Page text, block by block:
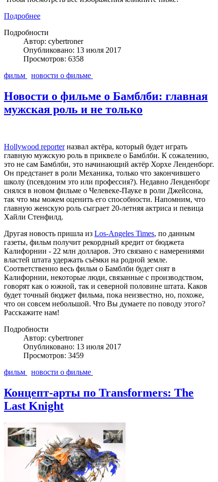
Подробнее
Подробности
Автор: cybertroner
Опубликовано: 13 июля 2017
Просмотров: 6358
фильм
новости о фильме
Новости о фильме о Бамблби: главная
мужская роль и не только
Hollywood reporterназвал актёра, который будет играть
главную мужскую роль в приквеле о Бамблби. К сожалению,
это не сам Бамблби, это начинающий актёр Хорхе Ленденборг.
Он предстанет в роли Механика, только что закончившего
школу (псевдоним это или профессия?). Недавно Ленденборг
снялся в новом фильме о Челевеке-Пауке в роли Джейсона,
так что мы можем оценить его способности. Напомним, что
главную женскую роль сыграет 20-летняя актриса и певица
Хайли Стенфилд.
Другая новость пришла из Los-Angeles Times, по данным
газеты, фильм получит рекордный кредит от бюджета
Калифорнии - 22 млн долларов. Это связано с намерениями
властей штата удержать съёмки на родной земле.
Соответственно весь фильм о Бамблби будет снят в
Калифорнии, некоторые люди, связанные с производством,
говорят как о южной, так и северной половине штата. Каков
будет точный бюджет фильма, пока неизвестно, но, похоже,
что он совсем небольшой. Что Вы думаете по поводу этого?
Расскажите нам!
Подробности
Автор: cybertroner
Опубликовано: 13 июля 2017
Просмотров: 3459
фильм
новости о фильме
Концепт-арты по Transformers: The
Last Knight